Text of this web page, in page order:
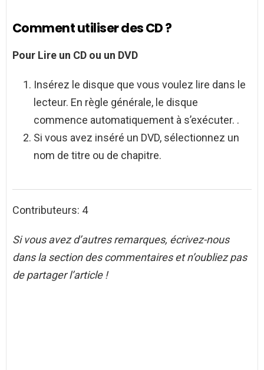
Comment utiliser des CD ?
Pour Lire un CD ou un DVD
Insérez le disque que vous voulez lire dans le
lecteur. En règle générale, le disque
commence automatiquement à s’exécuter. .
Si vous avez inséré un DVD, sélectionnez un
nom de titre ou de chapitre.
Contributeurs: 4
Si vous avez d’autres remarques, écrivez-nous
dans la section des commentaires et n’oubliez pas
de partager l’article !